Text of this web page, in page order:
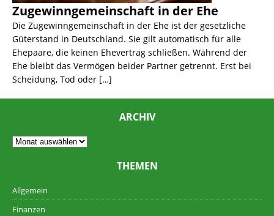
Zugewinngemeinschaft in der Ehe
Die Zugewinngemeinschaft in der Ehe ist der gesetzliche
Güterstand in Deutschland. Sie gilt automatisch für alle
Ehepaare, die keinen Ehevertrag schließen. Während der
Ehe bleibt das Vermögen beider Partner getrennt. Erst bei
Scheidung, Tod oder […]
ARCHIV
THEMEN
Allgemein
Finanzen